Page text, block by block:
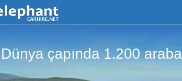
Dünya çapında 1.200